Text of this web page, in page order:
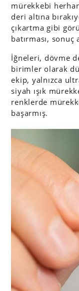
mürekkebi
deri altına
çıkartma gibi
batırması,
İğneleri, dövme
birimler olarak
ekip, yalnızca
siyah ışık
renklerde
başarmış.